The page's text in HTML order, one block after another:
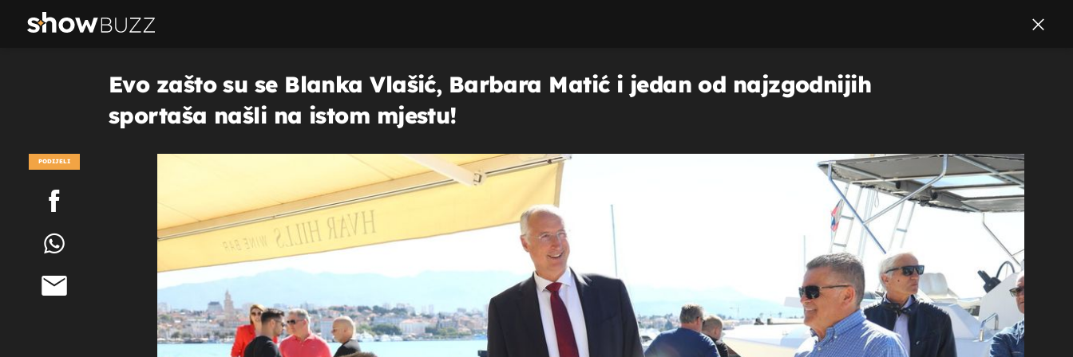
Evo zašto su se Blanka Vlašić, Barbara Matić i jedan od najzgodnijih
sportaša našli na istom mjestu!
PODIJELI